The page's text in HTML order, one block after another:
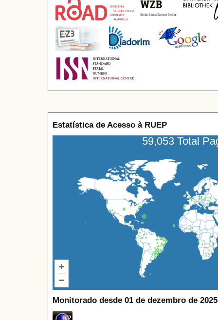
Estatística de Acesso à RUEP
59,053 Total
Monitorado desde 01 de dezembro de